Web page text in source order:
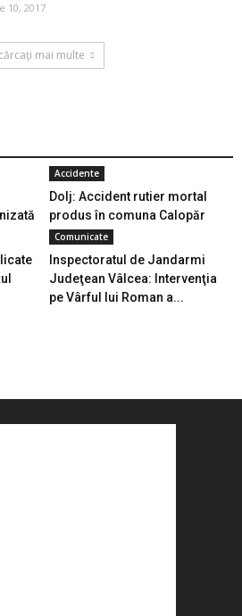
10, 2017
mai multe
Accidente
Dolj: Accident rutier mortal
produs în comuna Calopăr
Comunicate
Inspectoratul de Jandarmi
Judeţean Vâlcea: Intervenţia
pe Vârful lui Roman a...